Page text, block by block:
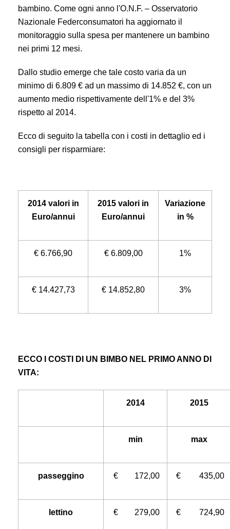
bambino. Come ogni anno l'O.N.F. – Osservatorio
Nazionale Federconsumatori ha aggiornato il
monitoraggio sulla spesa per mantenere un bambino
nei primi 12 mesi.
Dallo studio emerge che tale costo varia da un
minimo di 6.809 € ad un massimo di 14.852 €, con un
aumento medio rispettivamente dell'1% e del 3%
rispetto al 2014.
Ecco di seguito la tabella con i costi in dettaglio ed i
consigli per risparmiare:
2014 valori in
Euro/annui
2015 valori in
Euro/annui
Variazione
in %
€ 6.766,90 € 6.809,00 1%
€ 14.427,73 € 14.852,80 3%
ECCO I COSTI DI UN BIMBO NEL PRIMO ANNO DI
VITA:
2014 2015
min max
passeggino € 172,00 € 435,00
lettino € 279,00 € 724,90